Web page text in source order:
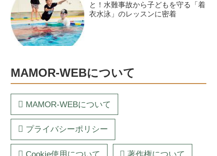
と！水難事故から子どもを守る「着
衣水泳」のレッスンに密着
MAMOR-WEBについて
MAMOR-WEBについて
プライバシーポリシー